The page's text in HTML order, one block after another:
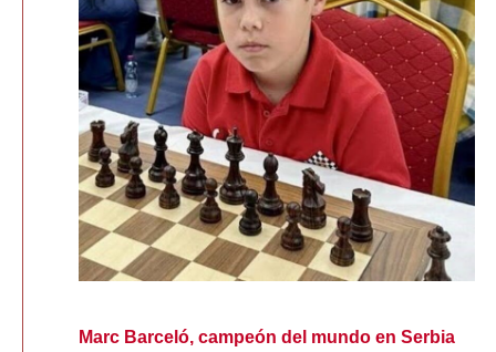
Marc Barceló, campeón del mundo en Serbia